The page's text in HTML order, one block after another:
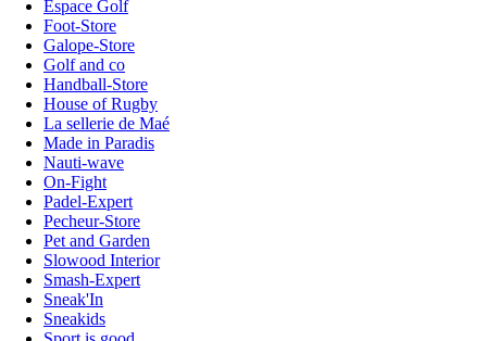
Espace Golf
Foot-Store
Galope-Store
Golf and co
Handball-Store
House of Rugby
La sellerie de Maé
Made in Paradis
Nauti-wave
On-Fight
Padel-Expert
Pecheur-Store
Pet and Garden
Slowood Interior
Smash-Expert
Sneak'In
Sneakids